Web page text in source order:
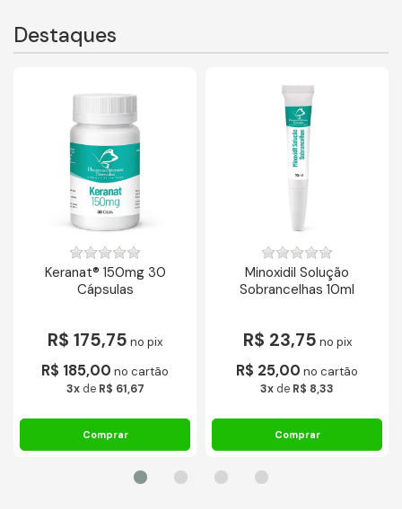
Destaques
Keranat® 150mg 30
Cápsulas
R$ 175,75 no pix
R$ 185,00 no cartão
3xde R$ 61,67
Minoxidil Solução
Sobrancelhas 10ml
R$ 23,75 no pix
R$ 25,00 no cartão
3x de R$ 8,33